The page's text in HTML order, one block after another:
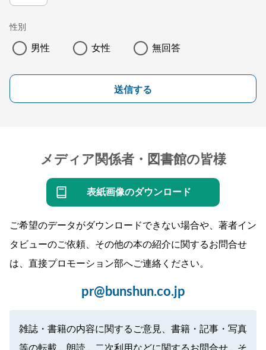
性別
男性 女性 無回答
送信する
メディア関係者・図書館の皆様
表紙画像のダウンロード
ご希望のデータがダウンロードできない場合や、著者イン
タビューのご依頼、その他の本の紹介に関するお問合せ
は、直接プロモーション部へご連絡ください。
pr@bunshun.co.jp
雑誌・書籍の内容に関するご意見、書籍・記事・写真